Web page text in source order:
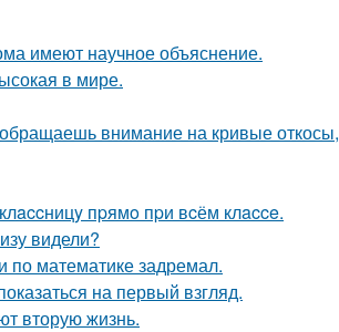
имеют научное объяснение.
в мире.
внимание на кривые откосы,
пpямo пpи вcём клacce.
видели?
по математике задремал.
на первый взгляд.
вторую жизнь.